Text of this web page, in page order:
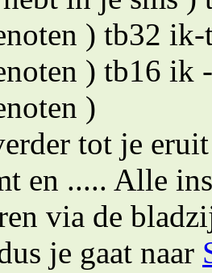
) tb32
) tb16 ik
)
tot je
en ..... Alle
via de
je gaat naar